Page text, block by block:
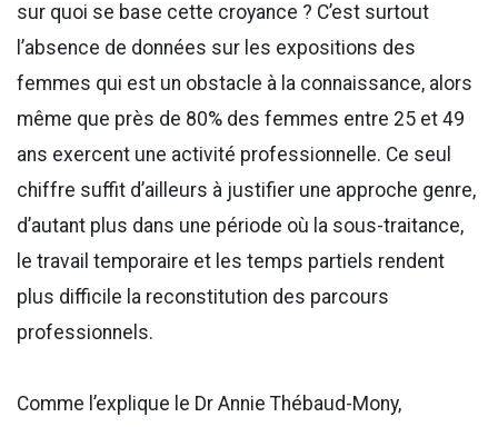
sur quoi se base cette croyance ? C’est surtout
l’absence de données sur les expositions des
femmes qui est un obstacle à la connaissance, alors
même que près de 80% des femmes entre 25 et 49
ans exercent une activité professionnelle. Ce seul
chiffre suffit d’ailleurs à justifier une approche genre,
d’autant plus dans une période où la sous-traitance,
le travail temporaire et les temps partiels rendent
plus difficile la reconstitution des parcours
professionnels.
Comme l’explique le Dr Annie Thébaud-Mony,